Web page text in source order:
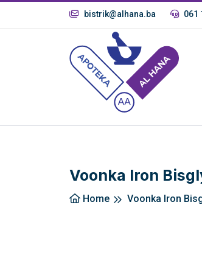
bistrik@alhana.ba 061
Voonka Iron
Home Voonka Iron